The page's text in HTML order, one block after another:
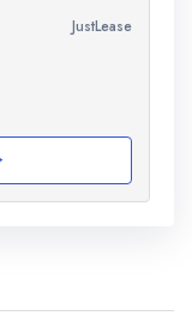
JustLease